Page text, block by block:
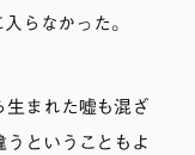
らなかった。
まれた嘘も混ざ
うということもよ